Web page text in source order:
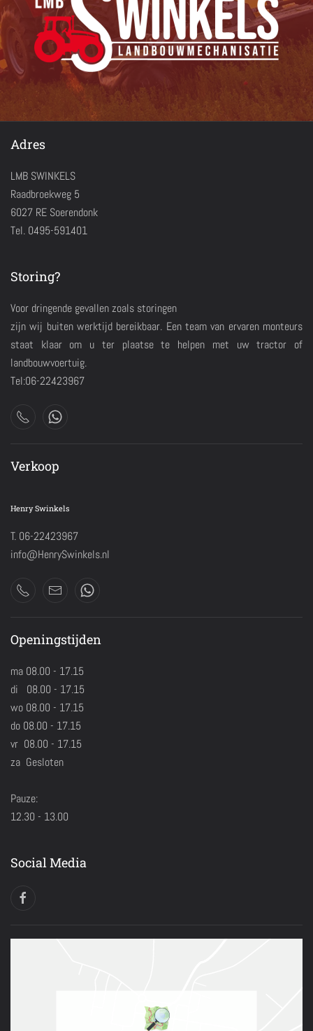
Adres
LMB SWINKELS
Raadbroekweg 5
6027 RE Soerendonk
Tel. 0495-591401
Storing?
Voor dringende gevallen zoals storingen
zijn wij buiten werktijd bereikbaar. Een team van ervaren monteurs
staat klaar om u ter plaatse te helpen met uw tractor of
landbouwvoertuig.
Tel:06-22423967
Verkoop
Henry Swinkels
T. 06-22423967
info@HenrySwinkels.nl
Openingstijden
ma 08.00 - 17.15
di 08.00 - 17.15
wo 08.00 - 17.15
do 08.00 - 17.15
vr 08.00 - 17.15
za Gesloten
Pauze:
12.30 - 13.00
Social Media